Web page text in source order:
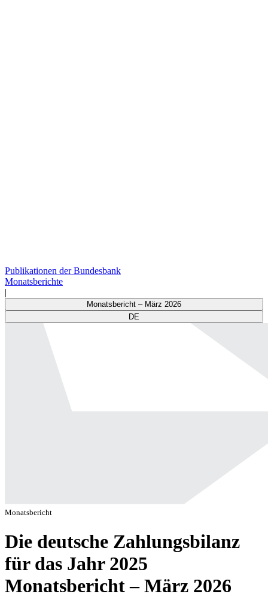
Publikationen der Bundesbank
Monatsberichte
|
Monatsbericht – März 2026
DE
Monatsbericht
Die deutsche Zahlungsbilanz
für das Jahr 2025
Monatsbericht – März 2026